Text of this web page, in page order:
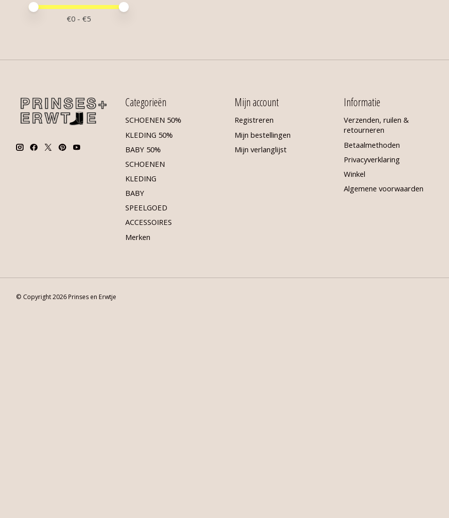
Minimale prijswaarde
Price maximum value
€0 - €5
Categorieën
SCHOENEN 50%
KLEDING 50%
BABY 50%
SCHOENEN
KLEDING
BABY
SPEELGOED
ACCESSOIRES
Merken
Mijn account
Registreren
Mijn bestellingen
Mijn verlanglijst
Informatie
Verzenden, ruilen &
retourneren
Betaalmethoden
Privacyverklaring
Winkel
Algemene voorwaarden
© Copyright 2026 Prinses en Erwtje